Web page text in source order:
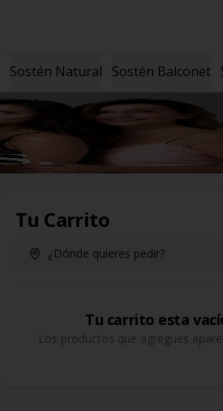
Sostén Natural Sostén Balconet
Tu Carrito
¿Dónde quieres pedir?
Tu carrito esta
Los productos que agregues